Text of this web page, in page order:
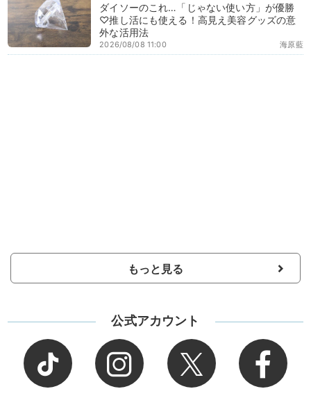
ダイソーのこれ…「じゃない使い方」が優勝
♡推し活にも使える！高見え美容グッズの意
外な活用法
海原藍
2026/08/08 11:00
もっと見る
公式アカウント